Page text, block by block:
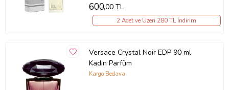
600,00 TL
2 Adet ve Üzeri 280 TL İndirim
Versace Crystal Noir EDP 90 ml
Kadın Parfüm
Kargo Bedava